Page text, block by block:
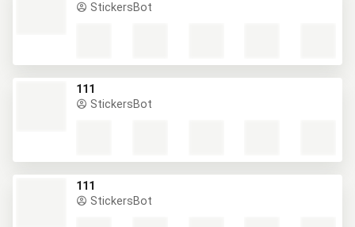
StickersBot
111
StickersBot
111
StickersBot